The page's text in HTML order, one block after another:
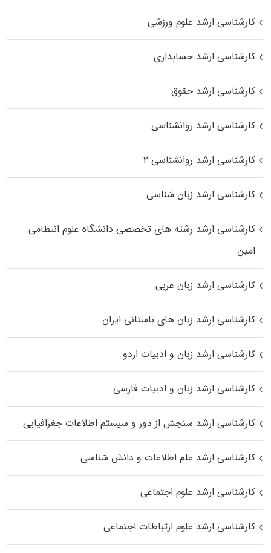
کارشناسی ارشد علوم ورزشی
کارشناسی ارشد حسابداری
کارشناسی ارشد حقوق
کارشناسی ارشد روانشناسی
کارشناسی ارشد روانشناسی ۲
کارشناسی ارشد زبان شناسی
کارشناسی ارشد رﺷﺘﻪ ﻫﺎی تخصصی داﻧﺸﮕﺎه ﻋﻠﻮم انتظامی
اﻣﻴﻦ
کارشناسی ارشد زبان عربی
کارشناسی ارشد زبان‌ های باستانی ایران
کارشناسی ارشد زبان و ادبیات اردو
کارشناسی ارشد زبان و ادبیات فارسی
کارشناسی ارشد سنجش از دور و سیستم اطلاعات جغرافیایی
کارشناسی ارشد علم اطلاعات و دانش شناسی
کارشناسی ارشد علوم اجتماعی
کارشناسی ارشد علوم ارتباطات اجتماعی